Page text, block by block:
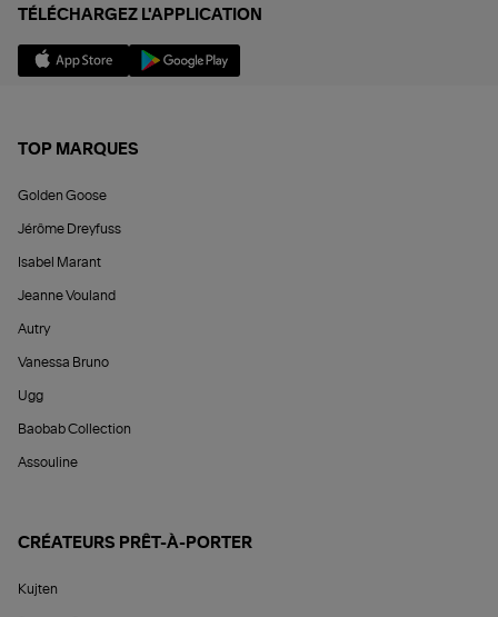
TÉLÉCHARGEZ L'APPLICATION
TOP MARQUES
Golden Goose
Jérôme Dreyfuss
Isabel Marant
Jeanne Vouland
Autry
Vanessa Bruno
Ugg
Baobab Collection
Assouline
CRÉATEURS PRÊT-À-PORTER
Kujten